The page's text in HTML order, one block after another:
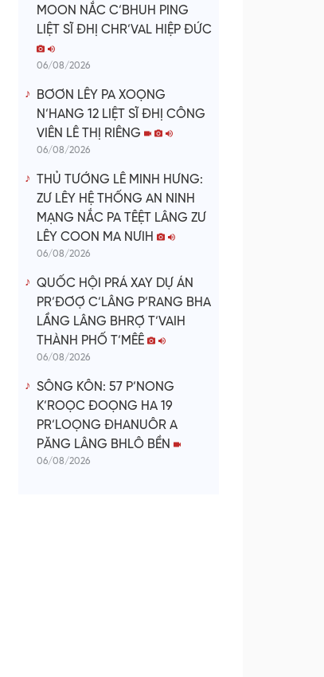
MOON NẮC C’BHUH PING
LIỆT SĨ ĐHỊ CHR’VAL HIỆP ĐỨC
06/08/2026
BƠƠN LÊY PA XOỌNG
N’HANG 12 LIỆT SĨ ĐHỊ CÔNG
VIÊN LÊ THỊ RIÊNG
06/08/2026
THỦ TƯỚNG LÊ MINH HƯNG:
ZƯ LÊY HỆ THỐNG AN NINH
MẠNG NẮC PA TÊỆT LÂNG ZƯ
LÊY COON MA NƯIH
06/08/2026
QUỐC HỘI PRÁ XAY DỰ ÁN
PR’ĐƠỢ C’LÂNG P’RANG BHA
LẦNG LÂNG BHRỢ T’VAIH
THÀNH PHỐ T’MÊÊ
06/08/2026
SÔNG KÔN: 57 P’NONG
K’ROỌC ĐOỌNG HA 19
PR’LOỌNG ĐHANUÔR A
PĂNG LÂNG BHLÔ BỀN
06/08/2026